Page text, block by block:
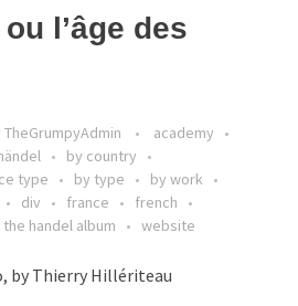
l’âge des
TheGrumpyAdmin
academy
by country
type by type
by work
div france
french
the handel album website
by Thierry Hillériteau